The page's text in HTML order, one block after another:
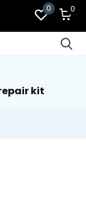
0 0
kit